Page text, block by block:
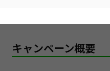
キャンペーン概要